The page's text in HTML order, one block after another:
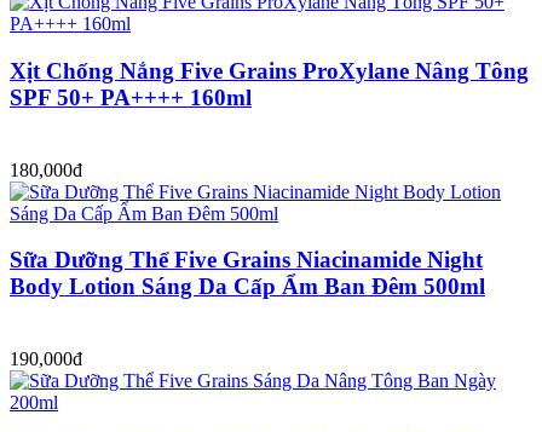
Xịt Chống Nắng Five Grains ProXylane Nâng Tông
SPF 50+ PA++++ 160ml
180,000đ
Sữa Dưỡng Thể Five Grains Niacinamide Night
Body Lotion Sáng Da Cấp Ẩm Ban Đêm 500ml
190,000đ